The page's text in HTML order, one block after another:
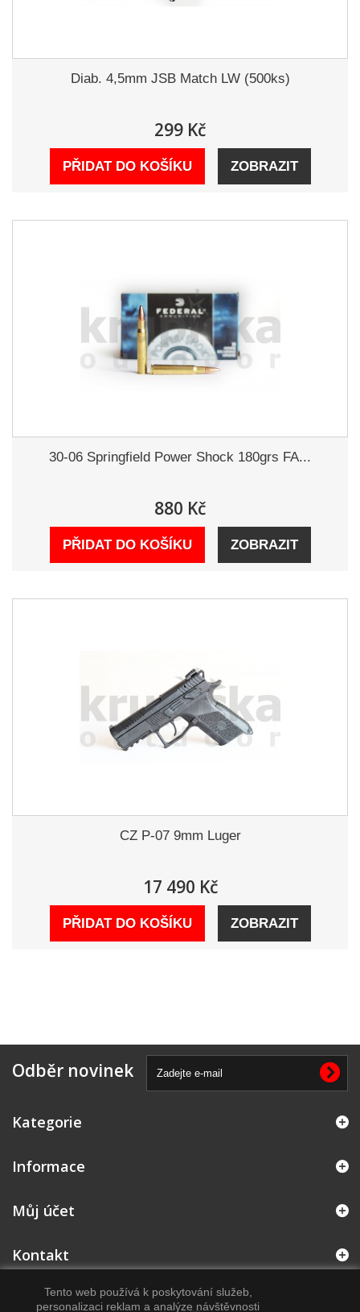
Diab. 4,5mm JSB Match LW (500ks)
299 Kč
PŘIDAT DO KOŠÍKU ZOBRAZIT
30-06 Springfield Power Shock 180grs FA...
880 Kč
PŘIDAT DO KOŠÍKU ZOBRAZIT
CZ P-07 9mm Luger
17 490 Kč
PŘIDAT DO KOŠÍKU ZOBRAZIT
Odběr novinek
Kategorie
Informace
Můj účet
Kontakt
Tento web používá k poskytování služeb,
personalizaci reklam a analýze návštěvnosti